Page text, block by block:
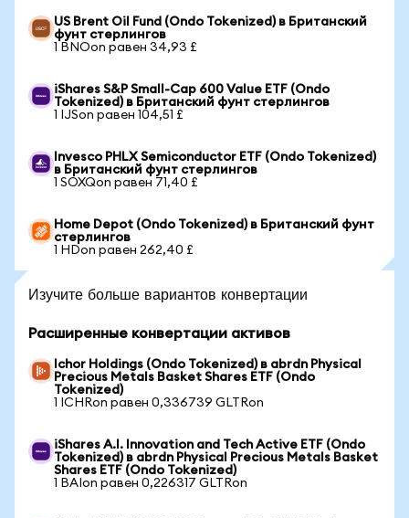
US Brent Oil Fund (Ondo Tokenized) в Британский
фунт стерлингов
1 BNOon равен 34,93 £
iShares S&P Small-Cap 600 Value ETF (Ondo
Tokenized) в Британский фунт стерлингов
1 IJSon равен 104,51 £
Invesco PHLX Semiconductor ETF (Ondo Tokenized)
в Британский фунт стерлингов
1 SOXQon равен 71,40 £
Home Depot (Ondo Tokenized) в Британский фунт
стерлингов
1 HDon равен 262,40 £
Изучите больше вариантов конвертации
Расширенные конвертации активов
Ichor Holdings (Ondo Tokenized) в abrdn Physical
Precious Metals Basket Shares ETF (Ondo
Tokenized)
1 ICHRon равен 0,336739 GLTRon
iShares A.I. Innovation and Tech Active ETF (Ondo
Tokenized) в abrdn Physical Precious Metals Basket
Shares ETF (Ondo Tokenized)
1 BAIon равен 0,226317 GLTRon